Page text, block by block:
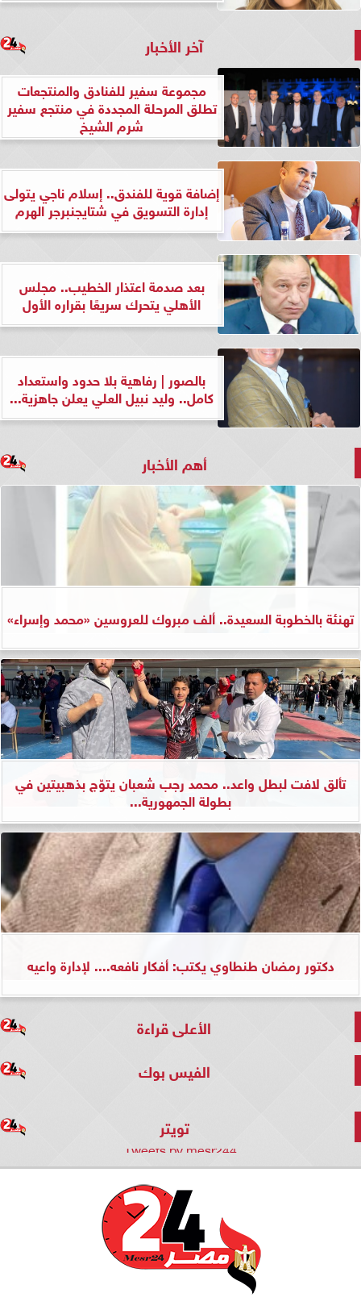
آخر الأخبار
مجموعة سفير للفنادق والمنتجعات
تطلق المرحلة المجددة في منتجع سفير
شرم الشيخ
إضافة قوية للفندق.. إسلام ناجي يتولى
إدارة التسويق في شتايجنبرجر الهرم
بعد صدمة اعتذار الخطيب.. مجلس
الأهلي يتحرك سريعًا بقراره الأول
بالصور | رفاهية بلا حدود واستعداد
كامل.. وليد نبيل العلي يعلن جاهزية...
أهم الأخبار
تهنئة بالخطوبة السعيدة.. ألف مبروك للعروسين «محمد وإسراء»
تألق لافت لبطل واعد.. محمد رجب شعبان يتوّج بذهبيتين في
بطولة الجمهورية...
دكتور رمضان طنطاوي يكتب: أفكار نافعه.... لإدارة واعيه
الأعلى قراءة
الفيس بوك
تويتر
Tweets by mesr244